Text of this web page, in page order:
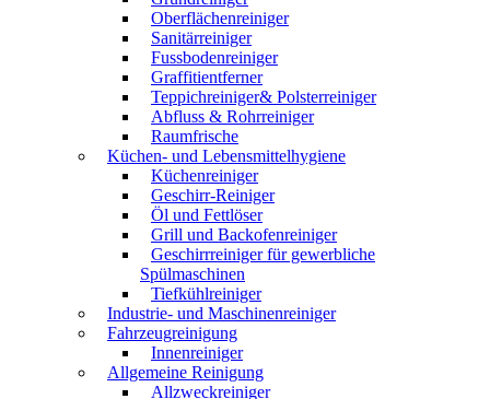
Oberflächenreiniger
Sanitärreiniger
Fussbodenreiniger
Graffitientferner
Teppichreiniger& Polsterreiniger
Abfluss & Rohrreiniger
Raumfrische
Küchen- und Lebensmittelhygiene
Küchenreiniger
Geschirr-Reiniger
Öl und Fettlöser
Grill und Backofenreiniger
Geschirrreiniger für gewerbliche
Spülmaschinen
Tiefkühlreiniger
Industrie- und Maschinenreiniger
Fahrzeugreinigung
Innenreiniger
Allgemeine Reinigung
Allzweckreiniger